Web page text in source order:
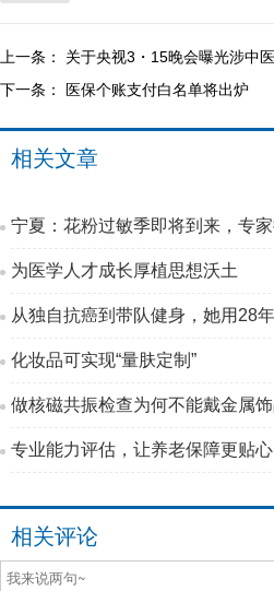
上一条： 关于央视3・15晚会曝光涉中
下一条：
医保个账支付白名单将出炉
相关文章
宁夏：花粉过敏季即将到来，专
为医学人才成长厚植思想沃土
从独自抗癌到带队健身，她用28
化妆品可实现“量肤定制”
做核磁共振检查为何不能戴金属
专业能力评估，让养老保障更贴心
相关评论